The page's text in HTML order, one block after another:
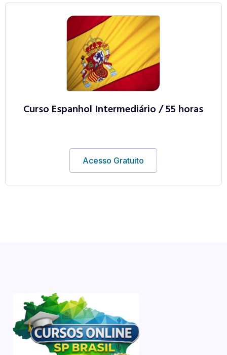
Curso Espanhol Intermediário / 55 horas
Acesso Gratuito